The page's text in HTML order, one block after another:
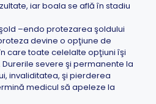
iar boala se află în stadiu
–endo protezarea şoldului
devine o opţiune de
care toate celelalte opţiuni îşi
severe şi permanente la
invaliditatea, şi pierderea
medicul să apeleze la